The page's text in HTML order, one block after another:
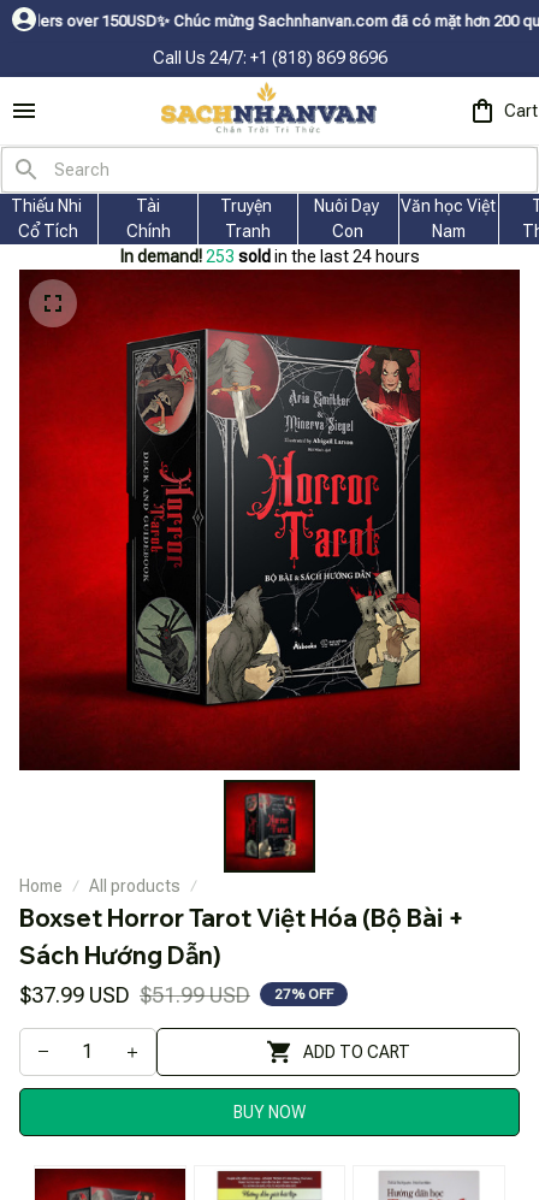
✨ Chúc mừng Sachnhanvan.com đã có mặt hơn 200 quốc gia như Mỹ,
Call Us 24/7: +1 (818) 869 8696
Cart
Thiếu Nhi
Cổ Tích
Tài
Chính
Truyện
Tranh
Nuôi Dạy
Con
Văn học Việt
Nam
In demand! 253 sold in the last 24 hours
Home All products
Boxset Horror Tarot Việt Hóa (Bộ Bài +
Sách Hướng Dẫn)
$37.99 USD $51.99 USD 27% OFF
ADD TO CART
BUY NOW